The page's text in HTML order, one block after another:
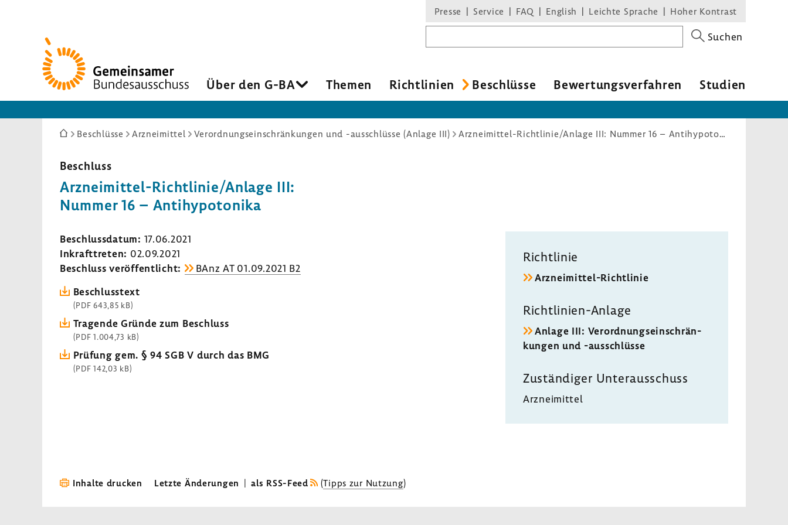
Zur
Startseite
Presse Service FAQ English Leichte Sprache Hoher Kontrast
Suchen
Über den G-BA Themen Richt­li­nien Beschlüsse Bewer­tungs­ver­fahren Studien
Sie
hier:
Beschlüsse Arzneimittel Verordnungseinschränkungen und -ausschlüsse (Anlage III) Arzneimittel-Richtlinie/Anlage III: Nummer 16 – Antihypotonika
Beschluss
Arzneimittel-​Richtlinie/Anlage III:
Nummer 16 – Anti­hy­po­to­nika
Beschluss­datum: 17.06.2021
Inkraft­treten: 02.09.2021
Beschluss veröf­fent­licht:
BAnz AT 01.09.2021 B2
Beschluss­text
(PDF 643,85 kB)
Tragende Gründe zum Beschluss
(PDF 1.004,73 kB)
Prüfung gem. § 94 SGB V durch das BMG
(PDF 142,03 kB)
Richt­linie
Arzneimittel-​Richtlinie
Richtlinien-​Anlage
Anlage III: Verord­nungs­ein­schrän­
kungen und -​ausschlüsse
Zustän­diger Unter­aus­schuss
Arznei­mittel
Inhalte drucken Letzte Änderungen | als RSS-Feed (Tipps zur Nutzung)